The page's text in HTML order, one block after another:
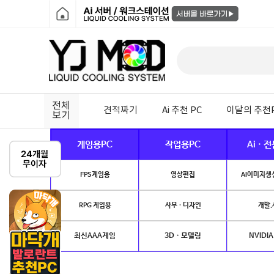
전체
보기
견적짜기 Ai 추천 PC 이달의 추천
게임용PC 작업용PC Ai · 전
FPS게임용 영상편집 AI이미지생
RPG 게임용 사무 · 디자인 개발.
최신AAA게임 3D · 모델링